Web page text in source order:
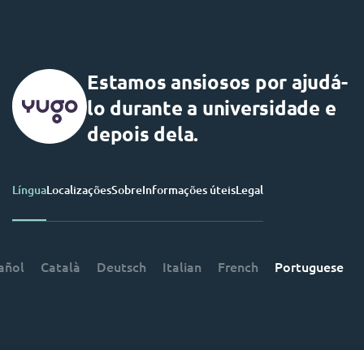
Estamos ansiosos por ajudá-
lo durante a universidade e
depois dela.
LínguaLocalizaçõesSobreInformações úteisLegal
Català Deutsch Italian French Portuguese